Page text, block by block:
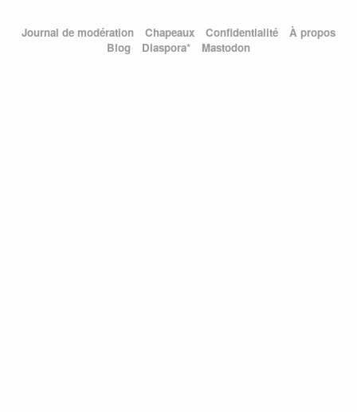
Journal de modération Chapeaux Confidentialité
À propos
Blog
Diaspora* Mastodon